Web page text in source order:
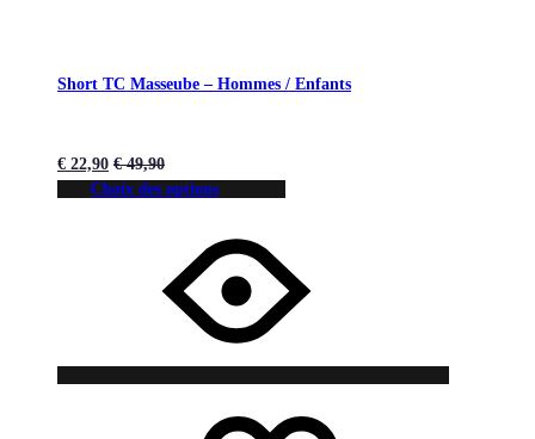
Short TC Masseube – Hommes / Enfants
€ 22,90 €49,90
Choix des options